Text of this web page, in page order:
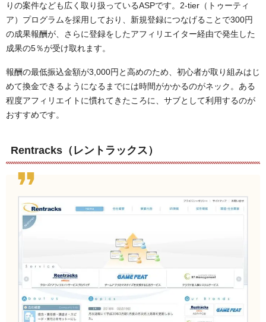
りの案件なども広く取り扱っているASPです。2-tier（トゥーティ
ア）プログラムを採用しており、新規登録につなげることで300円
の成果報酬が、さらに登録をしたアフィリエイター経由で発生した
成果の5％が受け取れます。
報酬の最低振込金額が3,000円と高めのため、初心者が取り組みはじ
めて換金できるようになるまでには時間がかかるのがネック。ある
程度アフィリエイトに慣れてきたころに、サブとして利用するのが
おすすめです。
Rentracks（レントラックス）